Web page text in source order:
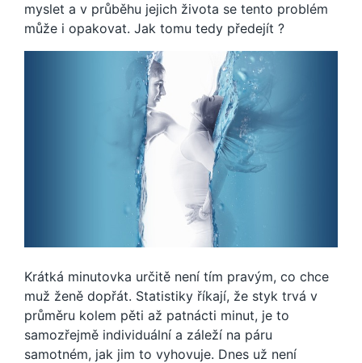
myslet a v průběhu jejich života se tento problém
může i opakovat. Jak tomu tedy předejít ?
Krátká minutovka určitě není tím pravým, co chce
muž ženě dopřát. Statistiky říkají, že styk trvá v
průměru kolem pěti až patnácti minut, je to
samozřejmě individuální a záleží na páru
samotném, jak jim to vyhovuje. Dnes už není